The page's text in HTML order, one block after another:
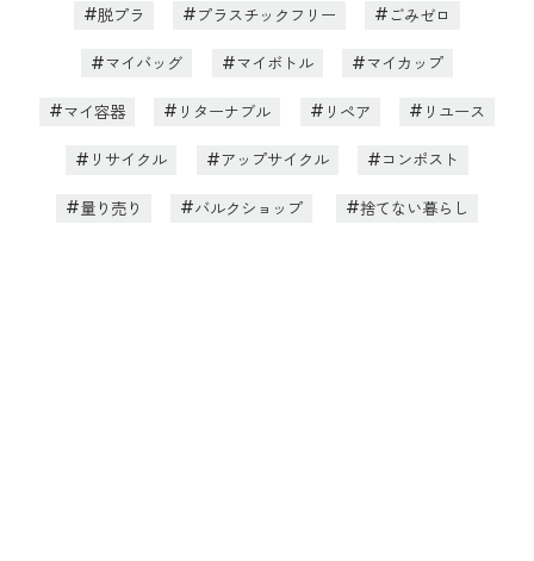
脱プラ プラスチックフリー ごみゼロ
マイバッグ マイボトル マイカップ
マイ容器 リターナブル リペア リユース
リサイクル アップサイクル コンポスト
量り売り バルクショップ 捨てない暮らし